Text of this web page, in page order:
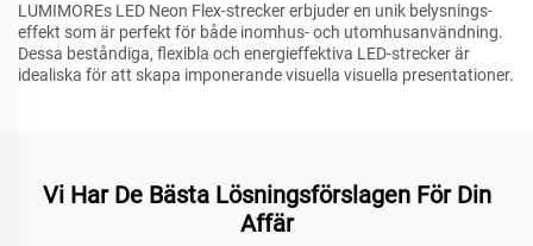
LUMIMOREs LED Neon Flex-strecker erbjuder en unik belysnings-
effekt som är perfekt för både inomhus- och utomhusanvändning.
Dessa beståndiga, flexibla och energieffektiva LED-strecker är
idealiska för att skapa imponerande visuella visuella presentationer.
Vi Har De Bästa Lösningsförslagen För Din
Affär